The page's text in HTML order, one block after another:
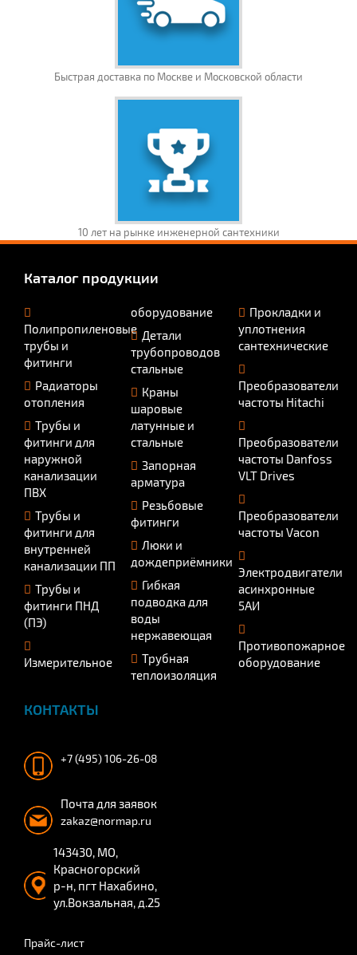
Быстрая доставка по Москве и Московской области
10 лет на рынке инженерной сантехники
Каталог продукции
Полипропиленовые
трубы и
фитинги
Радиаторы
отопления
Трубы и
фитинги для
наружной
канализации
ПВХ
Трубы и
фитинги для
внутренней
канализации ПП
Трубы и
фитинги ПНД
(ПЭ)
Измерительное
оборудование
Детали
трубопроводов
стальные
Краны
шаровые
латунные и
стальные
Запорная
арматура
Резьбовые
фитинги
Люки и
дождеприёмники
Гибкая
подводка для
воды
нержавеющая
Трубная
теплоизоляция
Прокладки и
уплотнения
сантехнические
Преобразователи
частоты Hitachi
Преобразователи
частоты Danfoss
VLT Drives
Преобразователи
частоты Vacon
Электродвигатели
асинхронные
5АИ
Противопожарное
оборудование
КОНТАКТЫ
+7 (495) 106-26-08
Почта для заявок
zakaz@normap.ru
143430, МО,
Красногорский
р-н, пгт Нахабино,
ул.Вокзальная, д.25
Прайс-лист